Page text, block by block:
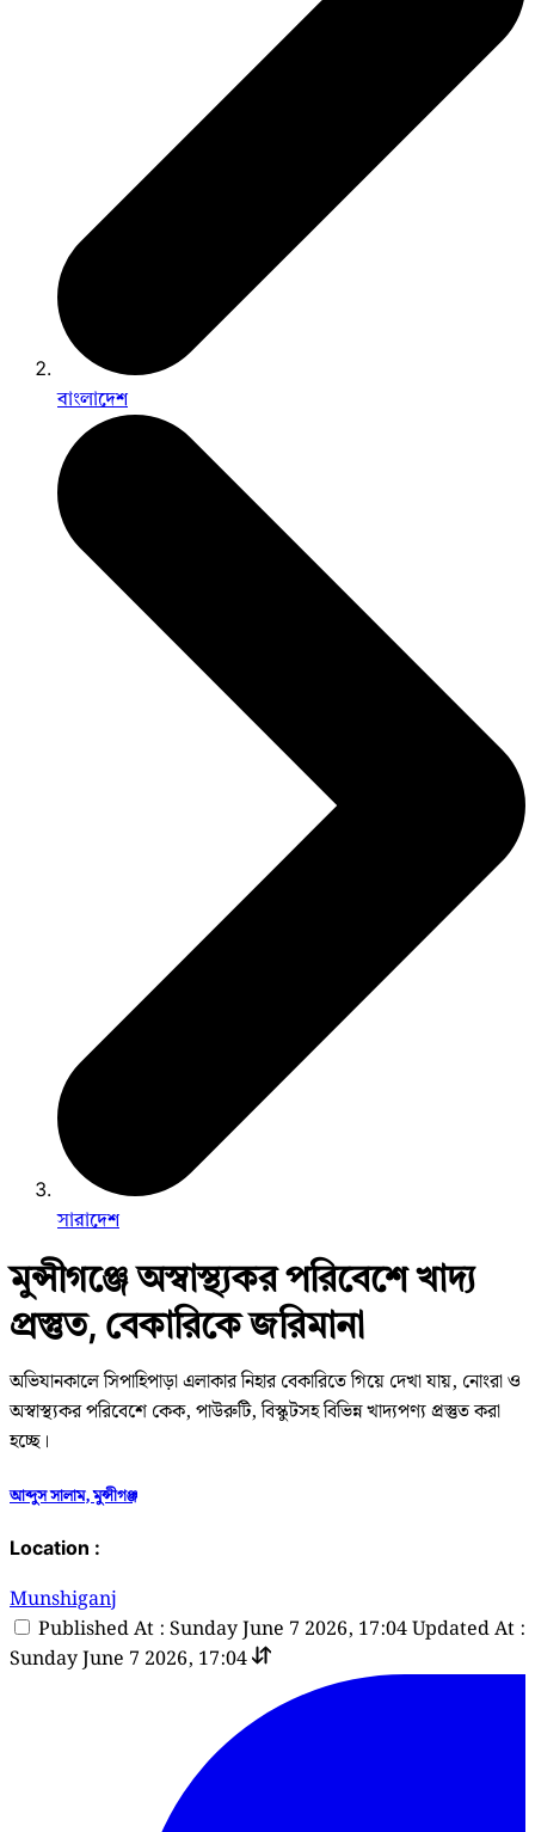
বাংলাদেশ
সারাদেশ
মুন্সীগঞ্জে অস্বাস্থ্যকর পরিবেশে খাদ্য
প্রস্তুত, বেকারিকে জরিমানা
অভিযানকালে সিপাহিপাড়া এলাকার নিহার বেকারিতে গিয়ে দেখা যায়, নোংরা ও
অস্বাস্থ্যকর পরিবেশে কেক, পাউরুটি, বিস্কুটসহ বিভিন্ন খাদ্যপণ্য প্রস্তুত করা
হচ্ছে।
আব্দুস সালাম, মুন্সীগঞ্জ
Location :
Munshiganj
Published At : Sunday June 7 2026, 17:04Updated At :
Sunday June 7 2026, 17:04